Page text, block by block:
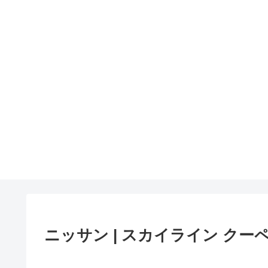
ニッサン | スカイライン クー